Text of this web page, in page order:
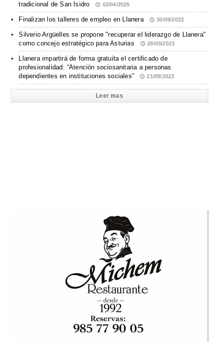
tradicional de San Isidro
02/04/2025
Finalizan los talleres de empleo en Llanera 30/09/2022
Silverio Argüelles se propone "recuperar el liderazgo de Llanera"
como concejo estratégico para Asturias
28/03/2023
Llanera impartirá de forma gratuita el certificado de
profesionalidad: “Atención sociosanitaria a personas
dependientes en instituciones sociales”
21/09/2023
Leer mas